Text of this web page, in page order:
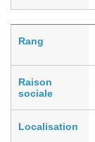
Rang
Raison
sociale
Localisation